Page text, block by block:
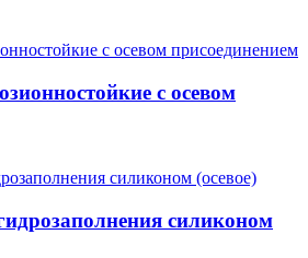
с осевом
силиконом